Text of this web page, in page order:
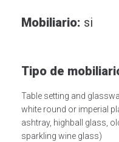
Mobiliario: si
Tipo de
Table setting and
white round or imperial
ashtray, highball glass,
sparkling wine glass)